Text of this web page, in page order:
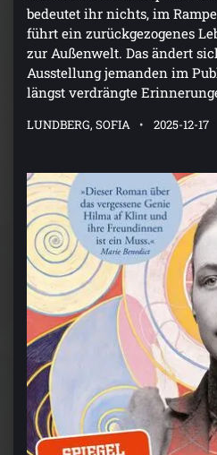
bedeutet ihr nichts, im
führt ein zurückgezogenes
zur Außenwelt. Das ändert
Ausstellung jemanden im
längst verdrängte
LUNDBERG, SOFIA 2025-12-17